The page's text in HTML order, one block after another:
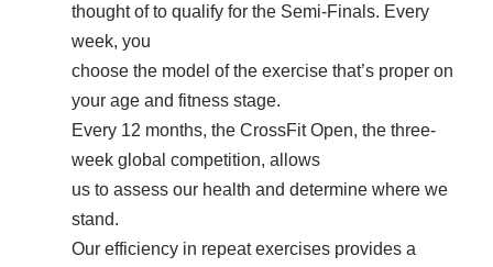
thought of to qualify for the Semi-Finals. Every
week, you
choose the model of the exercise that’s proper on
your age and fitness stage.
Every 12 months, the CrossFit Open, the three-
week global competition, allows
us to assess our health and determine where we
stand.
Our efficiency in repeat exercises provides a